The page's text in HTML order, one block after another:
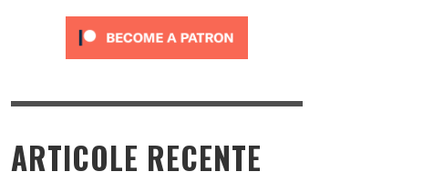
ARTICOLE RECENTE